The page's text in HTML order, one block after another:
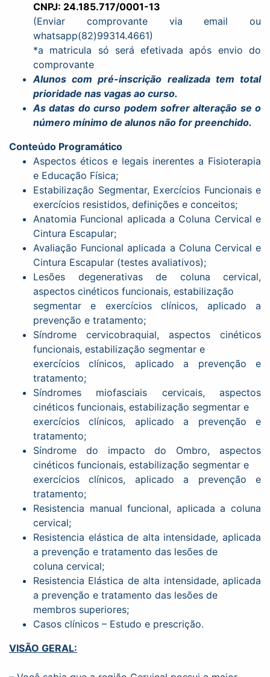
CNPJ: 24.185.717/0001-13
(Enviar comprovante via email ou
whatsapp(82)99314.4661)
*a matricula só será efetivada após envio do
comprovante
Alunos com pré-inscrição realizada tem total
prioridade nas vagas ao curso.
As datas do curso podem sofrer alteração se o
número mínimo de alunos não for preenchido.
Conteúdo Programático
Aspectos éticos e legais inerentes a Fisioterapia
e Educação Física;
Estabilização Segmentar, Exercícios Funcionais e
exercícios resistidos, definições e conceitos;
Anatomia Funcional aplicada a Coluna Cervical e
Cintura Escapular;
Avaliação Funcional aplicada a Coluna Cervical e
Cintura Escapular (testes avaliativos);
Lesões degenerativas de coluna cervical,
aspectos cinéticos funcionais, estabilização
segmentar e exercícios clínicos, aplicado a
prevenção e tratamento;
Síndrome cervicobraquial, aspectos cinéticos
funcionais, estabilização segmentar e
exercícios clínicos, aplicado a prevenção e
tratamento;
Síndromes miofasciais cervicais, aspectos
cinéticos funcionais, estabilização segmentar e
exercícios clínicos, aplicado a prevenção e
tratamento;
Síndrome do impacto do Ombro, aspectos
cinéticos funcionais, estabilização segmentar e
exercícios clínicos, aplicado a prevenção e
tratamento;
Resistencia manual funcional, aplicada a coluna
cervical;
Resistencia elástica de alta intensidade, aplicada
a prevenção e tratamento das lesões de
coluna cervical;
Resistencia Elástica de alta intensidade, aplicada
a prevenção e tratamento das lesões de
membros superiores;
Casos clínicos – Estudo e prescrição.
VISÃO GERAL: